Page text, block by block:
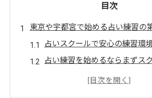
目次
東京や宇都宮で始める占い練習の
占いスクールで安心の練習環
占い練習を始めるならまずス